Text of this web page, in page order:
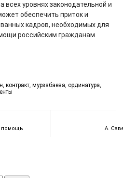
всех уровнях законодательной и
обеспечить приток и
кадров, необходимых для
российским гражданам.
, контракт, мурзабаева, ординатура,
помощь А.